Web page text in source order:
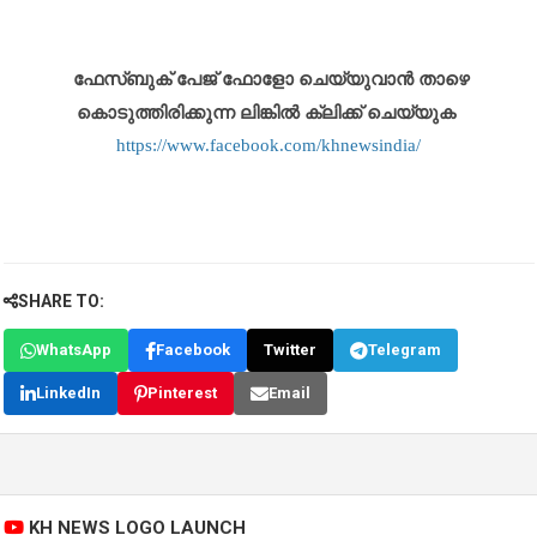
ഫേസ്ബുക് പേജ് ഫോളോ ചെയ്യുവാൻ താഴെ
കൊടുത്തിരിക്കുന്ന ലിങ്കിൽ ക്ലിക്ക് ചെയ്യുക
https://www.facebook.com/khnewsindia/
SHARE TO:
WhatsApp Facebook Twitter Telegram
LinkedIn Pinterest Email
KH NEWS LOGO LAUNCH